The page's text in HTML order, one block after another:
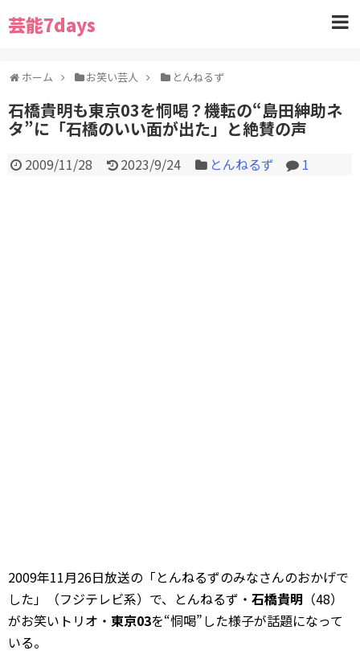
芸能7days
ホーム お笑い芸人 とんねるず
石橋貴明も東京03を恫喝？機転の“島田紳助ネ
タ”に「石橋のいい面が出た」と絶賛の声
2009/11/28 2023/9/24 とんねるず 1
2009年11月26日放送の「とんねるずのみなさんのおかげで
した」（フジテレビ系）で、とんねるず・ 石橋貴明 （48）
がお笑いトリオ・ 東京03を“恫喝”した様子が話題になって
いる。